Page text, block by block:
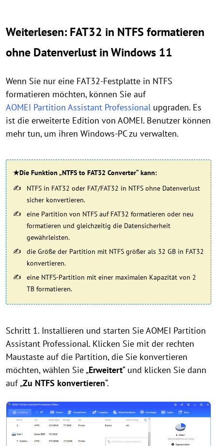
Weiterlesen: FAT32 in NTFS formatieren
ohne Datenverlust in Windows 11
Wenn Sie nur eine FAT32-Festplatte in NTFS
formatieren möchten, können Sie auf
AOMEI Partition Assistant Professional upgraden. Es
ist die erweiterte Edition von AOMEI. Benutzer können
mehr tun, um ihren Windows-PC zu verwalten.
★Die Funktion „NTFS to FAT32 Converter“ kann:
NTFS in FAT32 oder FAT/FAT32 in NTFS ohne Datenverlust
sicher konvertieren.
eine Partition von NTFS auf FAT32 formatieren oder neu
formatieren und gleichzeitig die Datensicherheit
gewährleisten.
die Größe der Partition mit NTFS größer als 32 GB in FAT32
konvertieren.
eine NTFS-Partition mit einer maximalen Kapazität von 2
TB formatieren.
Schritt 1. Installieren und starten Sie AOMEI Partition
Assistant Professional. Klicken Sie mit der rechten
Maustaste auf die Partition, die Sie konvertieren
möchten, wählen Sie „Erweitert“ und klicken Sie dann
auf „Zu NTFS konvertieren“.